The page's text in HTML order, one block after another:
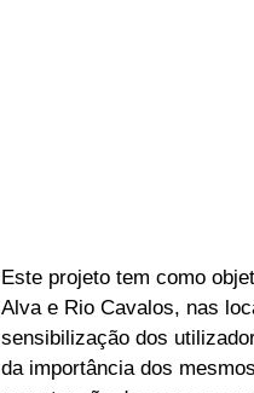
Este projeto tem como
Alva e Rio Cavalos, nas
sensibilização dos
da importância dos